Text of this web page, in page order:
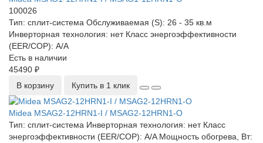
100026
Тип: сплит-система Обслуживаемая (S): 26 - 35 кв.м
Инверторная технология: нетКласс энергоэффективности
(EER/COP): A/A
Есть в наличии
45490 ₽
В корзину
Купить в 1 клик
Midea MSAG2-12HRN1-I / MSAG2-12HRN1-O
Тип: сплит-система Инверторная технология: нетКласс
энергоэффективности (EER/COP): A/AМощность обогрева, Вт: